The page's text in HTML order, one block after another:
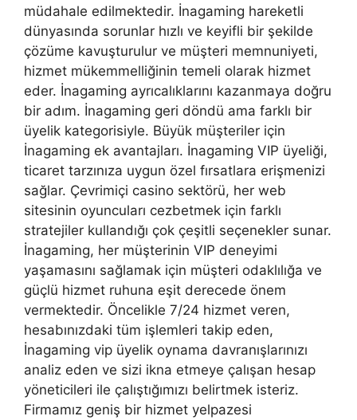
müdahale edilmektedir. İnagaming hareketli
dünyasında sorunlar hızlı ve keyifli bir şekilde
çözüme kavuşturulur ve müşteri memnuniyeti,
hizmet mükemmelliğinin temeli olarak hizmet
eder. İnagaming ayrıcalıklarını kazanmaya doğru
bir adım. İnagaming geri döndü ama farklı bir
üyelik kategorisiyle. Büyük müşteriler için
İnagaming ek avantajları. İnagaming VIP üyeliği,
ticaret tarzınıza uygun özel fırsatlara erişmenizi
sağlar. Çevrimiçi casino sektörü, her web
sitesinin oyuncuları cezbetmek için farklı
stratejiler kullandığı çok çeşitli seçenekler sunar.
İnagaming, her müşterinin VIP deneyimi
yaşamasını sağlamak için müşteri odaklılığa ve
güçlü hizmet ruhuna eşit derecede önem
vermektedir. Öncelikle 7/24 hizmet veren,
hesabınızdaki tüm işlemleri takip eden,
İnagaming vip üyelik oynama davranışlarınızı
analiz eden ve sizi ikna etmeye çalışan hesap
yöneticileri ile çalıştığımızı belirtmek isteriz.
Firmamız geniş bir hizmet yelpazesi